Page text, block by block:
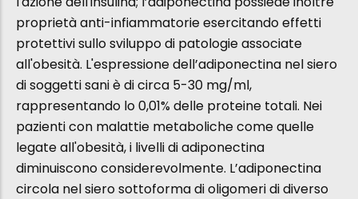
proprietà anti-infiammatorie esercitando effetti
protettivi sullo sviluppo di patologie associate
all'obesità. L'espressione dell’adiponectina nel siero
di soggetti sani è di circa 5-30 mg/ml,
rappresentando lo 0,01% delle proteine totali. Nei
pazienti con malattie metaboliche come quelle
legate all'obesità, i livelli di adiponectina
diminuiscono considerevolmente. L’adiponectina
circola nel siero sottoforma di oligomeri di diverso